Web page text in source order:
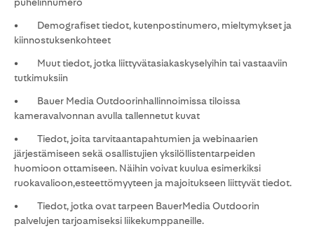
• Demografiset tiedot, kutenpostinumero, mieltymykset ja
kiinnostuksenkohteet
• Muut tiedot, jotka liittyvätasiakaskyselyihin tai vastaaviin
tutkimuksiin
• Bauer Media Outdoorinhallinnoimissa tiloissa
kameravalvonnan avulla tallennetut kuvat
• Tiedot, joita tarvitaantapahtumien ja webinaarien
järjestämiseen sekä osallistujien yksilöllistentarpeiden
huomioon ottamiseen. Näihin voivat kuulua esimerkiksi
ruokavalioon,esteettömyyteen ja majoitukseen liittyvät tiedot.
• Tiedot, jotka ovat tarpeen BauerMedia Outdoorin
palvelujen tarjoamiseksi liikekumppaneille.